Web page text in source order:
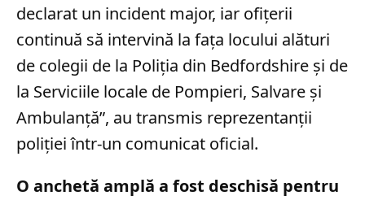
declarat un incident major, iar ofițerii
continuă să intervină la fața locului alături
de colegii de la Poliția din Bedfordshire și de
la Serviciile locale de Pompieri, Salvare și
Ambulanță”, au transmis reprezentanții
poliției într-un comunicat oficial.
O anchetă amplă a fost deschisă pentru